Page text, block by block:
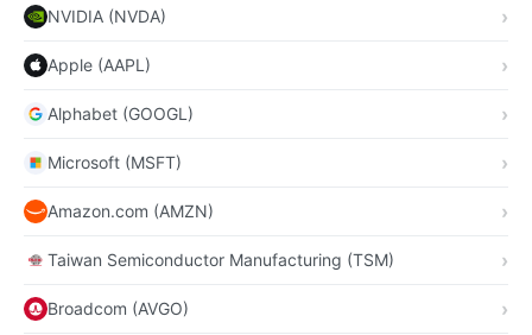
NVIDIA (NVDA)
Apple (AAPL)
Alphabet (GOOGL)
Microsoft (MSFT)
Amazon.com (AMZN)
Taiwan Semiconductor Manufacturing (TSM)
Broadcom (AVGO)